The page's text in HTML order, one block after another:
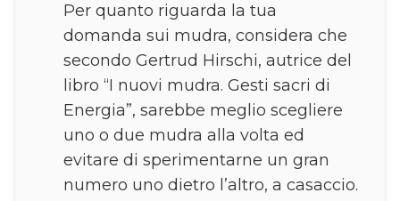
Per quanto riguarda la tua
domanda sui mudra, considera che
secondo Gertrud Hirschi, autrice del
libro “I nuovi mudra. Gesti sacri di
Energia”, sarebbe meglio scegliere
uno o due mudra alla volta ed
evitare di sperimentarne un gran
numero uno dietro l’altro, a casaccio.